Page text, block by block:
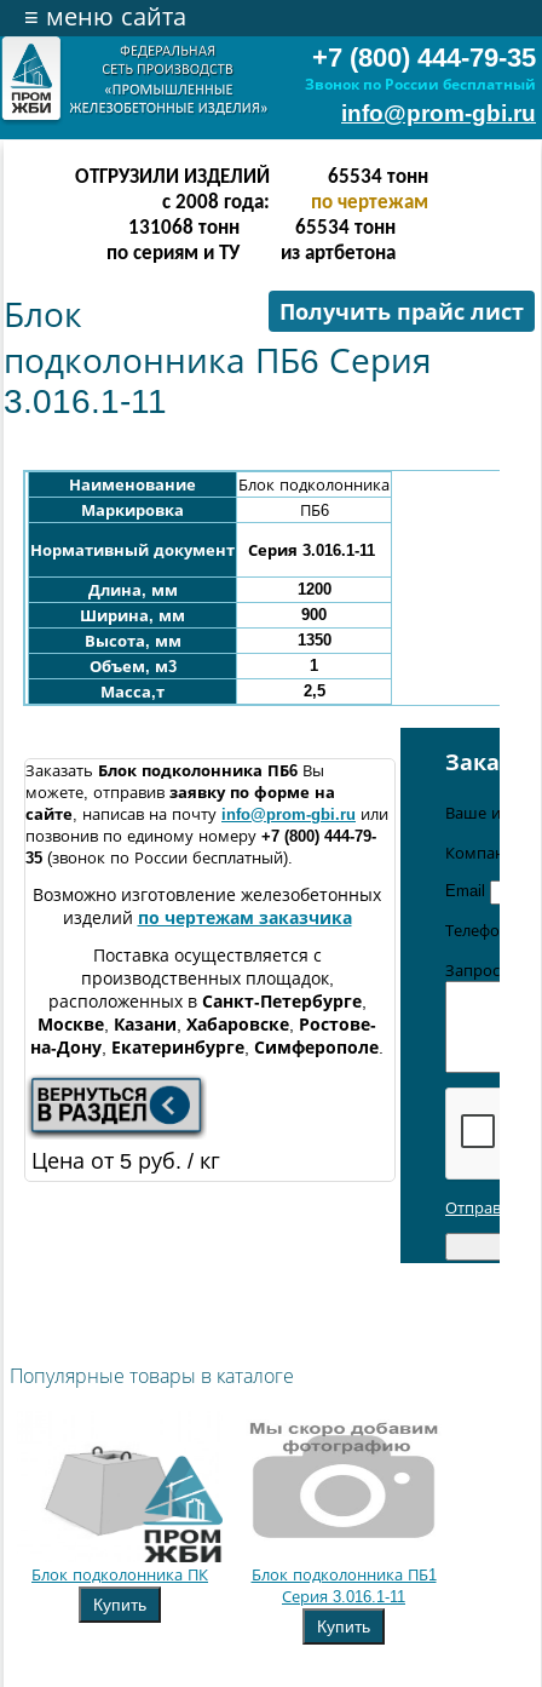
+7 (800) 444-79-35
Звонок по России бесплатный
info@prom-gbi.ru
≡ меню сайта
ОТГРУЗИЛИ ИЗДЕЛИЙ
с 2008 года:
131070тонн
по чертежам
238342 тонн
по сериям и ТУ
131070 тонн
из артбетона
Получить прайс лист
Блок
подколонника ПБ6 Серия
3.016.1-11
Наименование
Блок подколонника
Маркировка
ПБ6
Нормативный документ Серия 3.016.1-11
Длина, мм
1200
Ширина, мм
900
Высота, мм
1350
Объем, м3
1
Масса,т
2,5
Заказать Блок подколонника ПБ6 Вы
можете, отправив заявку по форме на
сайте, написав на почту info@prom-gbi.ru или
позвонив по единому номеру +7 (800) 444-79-
35 (звонок по России бесплатный).
Возможно изготовление железобетонных
изделий по чертежам заказчика
Поставка осуществляется с
производственных площадок,
расположенных в Санкт-Петербурге,
Москве Казани Хабаровске Ростове-
на-Дону Екатеринбурге Симферополе
Цена от 5 руб. / кг
Ваше имя
Компания
Email
Телефон
Запрос /
Отправляя
Популярные товары в каталоге
Блок подколонника ПК
Купить
Блок подколонника ПБ1
Серия 3.016.1-11
Купить